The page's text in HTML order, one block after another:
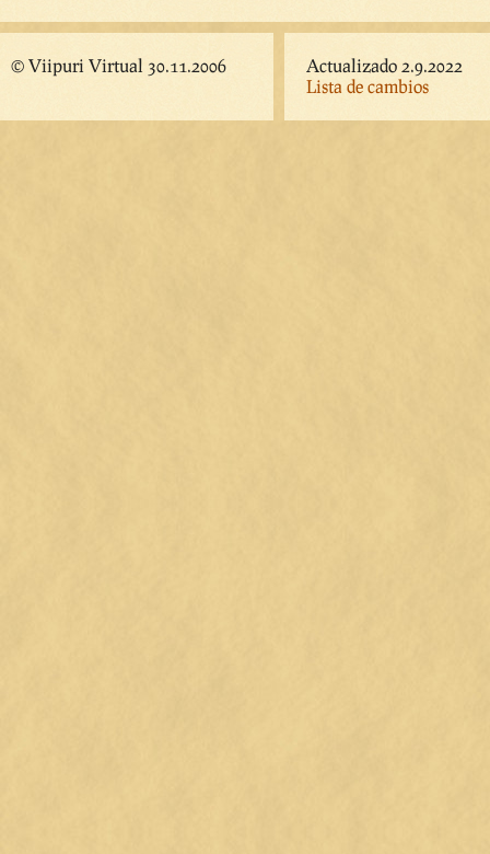
© Viipuri Virtual 30.11.2006
Actualizado 2.9.2022
Lista de cambios